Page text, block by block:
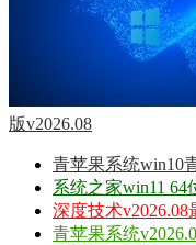
版v2026.08
青苹果系统win10
系统之家win11 64
深度技术v2026.08
青苹果系统